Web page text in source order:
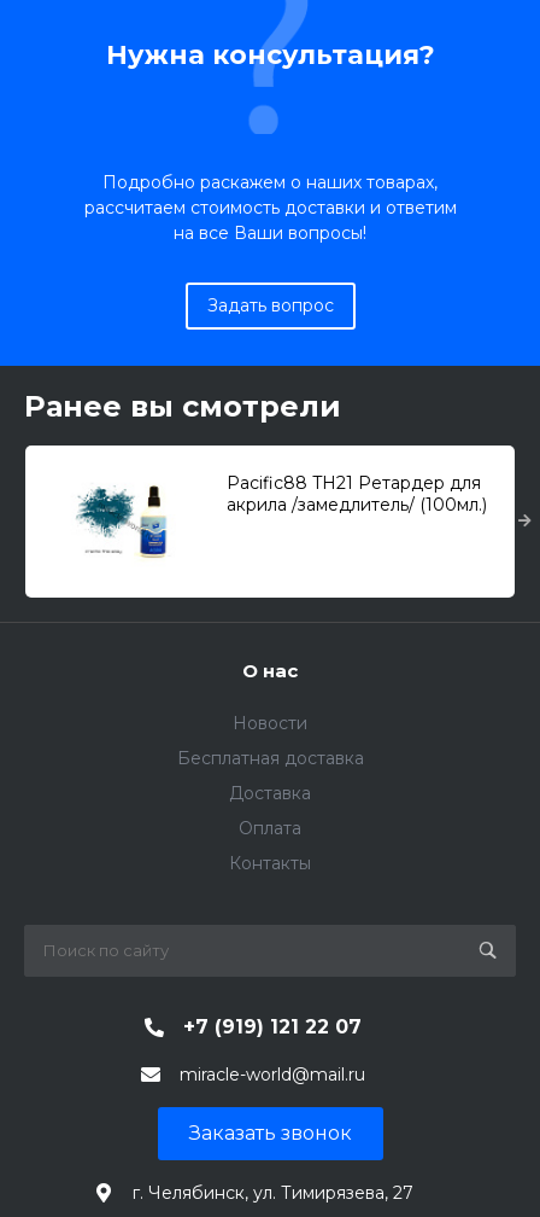
Нужна консультация?
Подробно раскажем о наших товарах,
рассчитаем стоимость доставки и ответим
на все Ваши вопросы!
Задать вопрос
Ранее вы смотрели
Pacific88 TH21 Ретардер для
акрила /замедлитель/ (100мл.)
О нас
Новости
Бесплатная доставка
Доставка
Оплата
Контакты
+7 (919) 121 22 07
miracle-world@mail.ru
Заказать звонок
г. Челябинск, ул. Тимирязева, 27